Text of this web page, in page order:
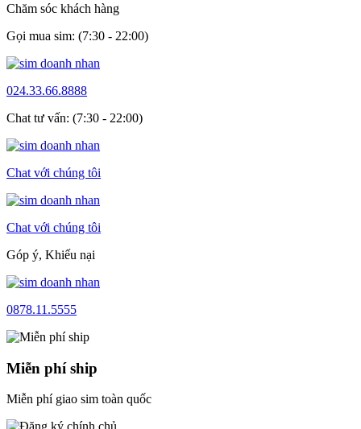
Chăm sóc khách hàng
Gọi mua sim: (7:30 - 22:00)
024.33.66.8888
Chat tư vấn: (7:30 - 22:00)
Chat với chúng tôi
Chat với chúng tôi
Góp ý, Khiếu nại
0878.11.5555
Miễn phí ship
Miễn phí giao sim toàn quốc